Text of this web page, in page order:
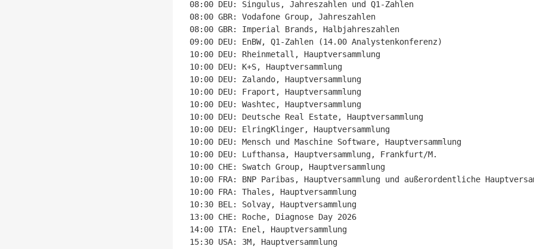
08:00 DEU: Singulus, Jahreszahlen und Q1-Zahlen
08:00 GBR: Vodafone Group, Jahreszahlen
08:00 GBR: Imperial Brands, Halbjahreszahlen
09:00 DEU: EnBW, Q1-Zahlen (14.00 Analystenkonferenz)
10:00 DEU: Rheinmetall, Hauptversammlung
10:00 DEU: K+S, Hauptversammlung
10:00 DEU: Zalando, Hauptversammlung
10:00 DEU: Fraport, Hauptversammlung
10:00 DEU: Washtec, Hauptversammlung
10:00 DEU: Deutsche Real Estate, Hauptversammlung
10:00 DEU: ElringKlinger, Hauptversammlung
10:00 DEU: Mensch und Maschine Software, Hauptversammlung
10:00 DEU: Lufthansa, Hauptversammlung, Frankfurt/M.
10:00 CHE: Swatch Group, Hauptversammlung
10:00 FRA: BNP Paribas, Hauptversammlung und außerordentliche
10:00 FRA: Thales, Hauptversammlung
10:30 BEL: Solvay, Hauptversammlung
13:00 CHE: Roche, Diagnose Day 2026
14:00 ITA: Enel, Hauptversammlung
15:30 USA: 3M, Hauptversammlung